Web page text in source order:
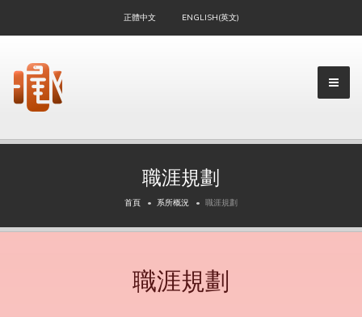
正體中文 ENGLISH(英文)
職涯規劃
首頁 系所概況 職涯規劃
職涯規劃